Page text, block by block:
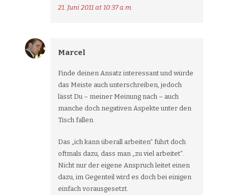
21. Juni 2011 at 10:37 a.m.
Marcel
Finde deinen Ansatz interessant und würde
das Meiste auch unterschreiben, jedoch
lässt Du – meiner Meinung nach – auch
manche doch negativen Aspekte unter den
Tisch fallen.
Das „ich kann überall arbeiten“ führt doch
oftmals dazu, dass man „zu viel arbeitet“.
Nicht nur der eigene Anspruch leitet einen
dazu, im Gegenteil wird es doch bei einigen
einfach vorausgesetzt.